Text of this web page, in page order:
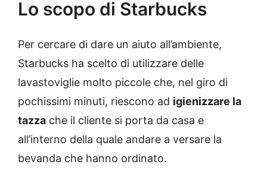
Lo scopo di Starbucks
Per cercare di dare un aiuto all’ambiente,
Starbucks ha scelto di utilizzare delle
lavastoviglie molto piccole che, nel giro di
pochissimi minuti, riescono ad igienizzare la
tazza che il cliente si porta da casa e
all’interno della quale andare a versare la
bevanda che hanno ordinato.